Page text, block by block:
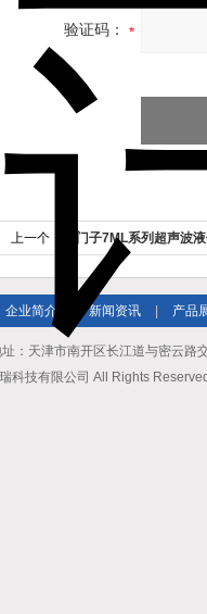
验证码：
上一个： 西门子7ML系列超声波
企业简介 新闻资讯 产品
：天津市南开区长江道与密云
科技有限公司 All Rights